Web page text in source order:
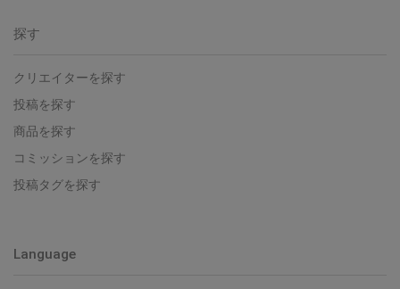
探す
クリエイターを探す
投稿を探す
商品を探す
コミッションを探す
投稿タグを探す
Language